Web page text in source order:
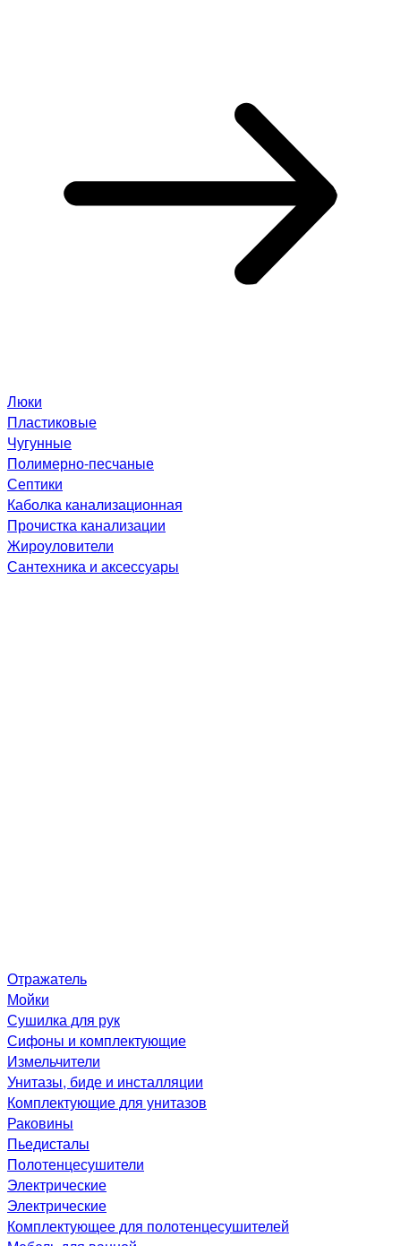
Люки
Пластиковые
Чугунные
Полимерно-песчаные
Септики
Каболка канализационная
Прочистка канализации
Жироуловители
Сантехника и аксессуары
Отражатель
Мойки
Сушилка для рук
Сифоны и комплектующие
Измельчители
Унитазы, биде и инсталляции
Комплектующие для унитазов
Раковины
Пьедисталы
Полотенцесушители
Электрические
Электрические
Комплектующее для полотенцесушителей